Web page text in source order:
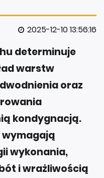
2025-12-10 13:56:16
determinuje
warstw
oraz
kondygnacją.
wymagają
wykonania,
i wrażliwością